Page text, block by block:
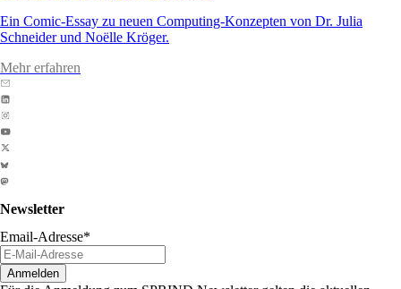
Ein Comic-Essay zu neuen Computing-Konzepten von Dr. Julia
Schneider und Noëlle Kröger.
Mehr erfahren
Newsletter
Email-Adresse*
Anmelden